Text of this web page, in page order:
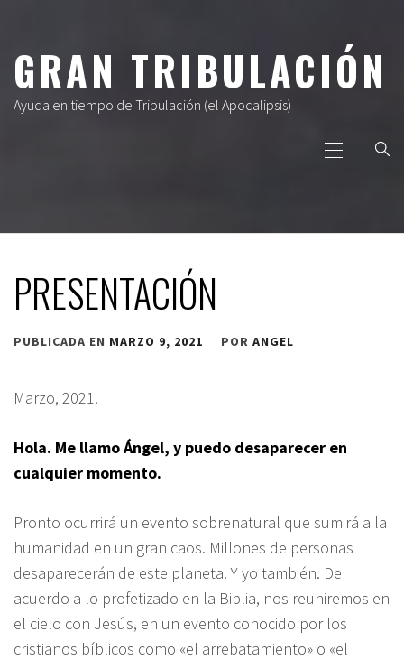
contenido
GRAN TRIBULACIÓN
Ayuda en tiempo de Tribulación (el Apocalipsis)
principal
PRESENTACIÓN
PUBLICADA EN MARZO 9, 2021 POR ANGEL
Marzo, 2021.
Hola. Me llamo Ángel, y puedo desaparecer en
cualquier momento.
Pronto ocurrirá un evento sobrenatural que sumirá a la
humanidad en un gran caos. Millones de personas
desaparecerán de este planeta. Y yo también. De
acuerdo a lo profetizado en la Biblia, nos reuniremos en
el cielo con Jesús, en un evento conocido por los
cristianos bíblicos como «el arrebatamiento» o «el